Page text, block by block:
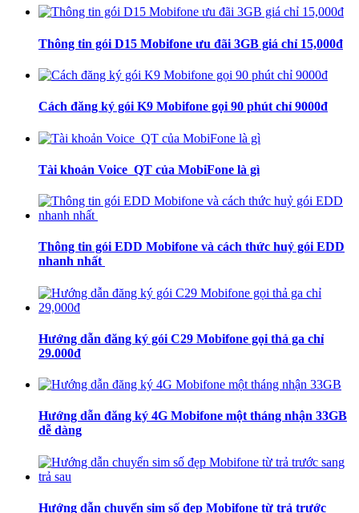
Thông tin gói D15 Mobifone ưu đãi 3GB giá chỉ 15,000đ
Cách đăng ký gói K9 Mobifone gọi 90 phút chỉ 9000đ
Tài khoản Voice_QT của MobiFone là gì
Thông tin gói EDD Mobifone và cách thức huỷ gói EDD
nhanh nhất
Hướng dẫn đăng ký gói C29 Mobifone gọi thả ga chỉ
29.000đ
Hướng dẫn đăng ký 4G Mobifone một tháng nhận 33GB
dễ dàng
Hướng dẫn chuyển sim số đẹp Mobifone từ trả trước